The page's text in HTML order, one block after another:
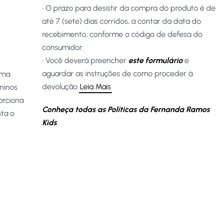
o
• O prazo para desistir da compra do produto é de
até 7 (sete) dias corridos, a contar da data do
recebimento, conforme o código de defesa do
consumidor.
• Você deverá preencher este formulárioe
aguardar as instruções de como proceder à
devolução. Leia Mais
Conheça todas as Políticas da Fernanda Ramos
Kids